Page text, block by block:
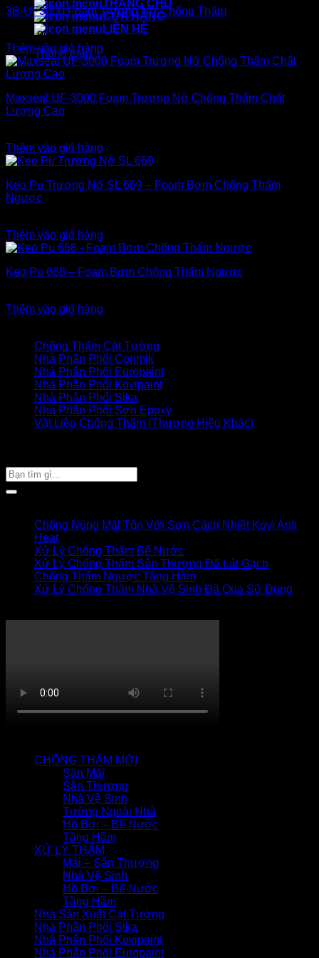
TRANG CHỦ
CỬA HÀNG
LIÊN HỆ
Thanh toán +
nhất
3B-UF3000 Foam Trương Nở Chống Thấm
1.400.000₫
Thêm vào giỏ hàng
Maxseal UF-3000 Foam Trương Nở Chống Thấm Chất
Lượng Cao
Thêm vào giỏ hàng
Keo Pu Trương Nở SL 669 – Foam Bơm Chống Thấm
Ngược
Thêm vào giỏ hàng
Keo Pu 668 – Foam Bơm Chống Thấm Ngược
Thêm vào giỏ hàng
Chống Thấm Cát Tường
Nhà Phân Phối Conmik
Nhà Phân Phối Europaint
Nhà Phân Phối Kovipaint
Nhà Phân Phối Sika
Nhà Phân Phối Sơn Epoxy
Vật Liệu Chống Thấm (Thương Hiệu Khác)
Tìm
kiếm:
Chống Nóng Mái Tôn Với Sơn Cách Nhiệt Kovi Anti
Heat
Xử Lý Chống Thấm Bể Nước
Xử Lý Chống Thấm Sân Thượng Đã Lát Gạch
Chống Thấm Ngược Tầng Hầm
Xử Lý Chống Thấm Nhà Vệ Sinh Đã Qua Sử Dụng
CHỐNG THẤM MỚI
Sàn Mái
Sân Thượng
Nhà Vệ Sinh
Tường Ngoài Nhà
Hồ Bơi – Bể Nước
Tầng Hầm
XỬ LÝ THẤM
Mái – Sân Thượng
Nhà Vệ Sinh
Hồ Bơi – Bể Nước
Tầng Hầm
Nhà Sản Xuất Cát Tường
Nhà Phân Phối Sika
Nhà Phân Phối Kovipaint
Nhà Phân Phối Europaint